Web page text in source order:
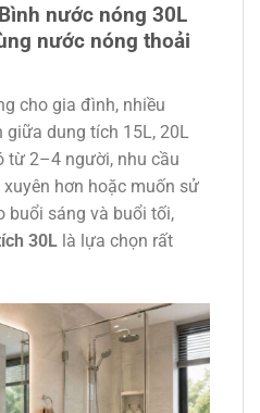
nước nóng 30L
nước nóng thoải
cho gia đình, nhiều
dung tích 15L, 20L
từ 2–4 người, nhu cầu
hơn hoặc muốn sử
buổi sáng và buổi tối,
30L là lựa chọn rất